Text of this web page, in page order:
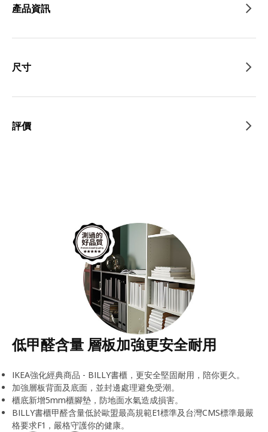
產品資訊
尺寸
評價
低甲醛含量 層板加強更安全耐用
IKEA強化經典商品 - BILLY書櫃，更安全堅固耐用，陪你更久。
加強層板背面及底面，並封邊處理避免受潮。
櫃底新增5mm櫃腳墊，防地面水氣造成損害。
BILLY書櫃甲醛含量低於歐盟最高規範E1標準及台灣CMS標準最嚴
格要求F1，嚴格守護你的健康。